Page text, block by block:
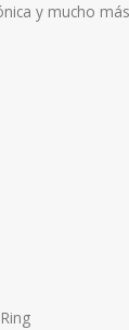
y mucho